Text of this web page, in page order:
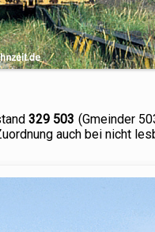
329 503 (Gmeinder
auch bei nicht